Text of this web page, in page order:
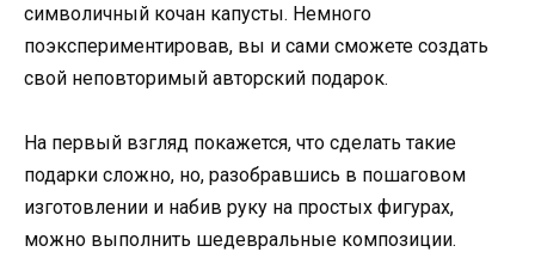
символичный кочан капусты. Немного
поэкспериментировав, вы и сами сможете создать
свой неповторимый авторский подарок.
На первый взгляд покажется, что сделать такие
подарки сложно, но, разобравшись в пошаговом
изготовлении и набив руку на простых фигурах,
можно выполнить шедевральные композиции.